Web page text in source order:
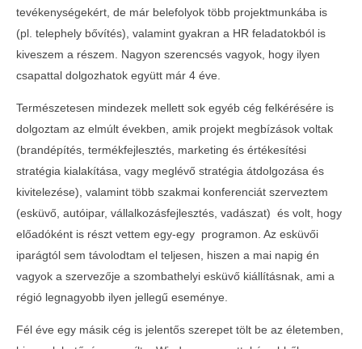
tevékenységekért, de már belefolyok több projektmunkába is
(pl. telephely bővítés), valamint gyakran a HR feladatokból is
kiveszem a részem. Nagyon szerencsés vagyok, hogy ilyen
csapattal dolgozhatok együtt már 4 éve.
Természetesen mindezek mellett sok egyéb cég felkérésére is
dolgoztam az elmúlt években, amik projekt megbízások voltak
(brandépítés, termékfejlesztés, marketing és értékesítési
stratégia kialakítása, vagy meglévő stratégia átdolgozása és
kivitelezése), valamint több szakmai konferenciát szerveztem
(esküvő, autóipar, vállalkozásfejlesztés, vadászat) és volt, hogy
előadóként is részt vettem egy-egy programon. Az esküvői
iparágtól sem távolodtam el teljesen, hiszen a mai napig én
vagyok a szervezője a szombathelyi esküvő kiállításnak, ami a
régió legnagyobb ilyen jellegű eseménye.
Fél éve egy másik cég is jelentős szerepet tölt be az életemben,